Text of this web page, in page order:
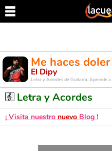
Me haces doler
El Dipy
Letra y Acordes de Guitarra. Aprende
Letra y Acordes
¡ Visita nuestro nuevo Blog !